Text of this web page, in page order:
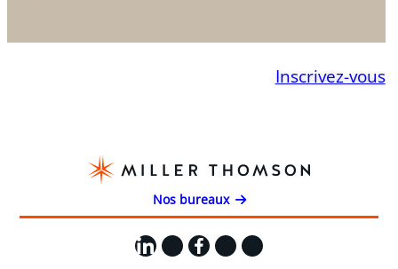
Inscrivez-vous
Nos bureaux
LinkedIn
X Facebook
Instagram
YouTube